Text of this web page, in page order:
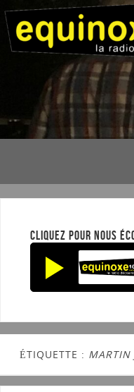
CLIQUEZ POUR NOUS
ÉTIQUETTE : MARTIN